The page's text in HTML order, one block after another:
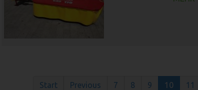
Start Previous 7 8 9 10 11